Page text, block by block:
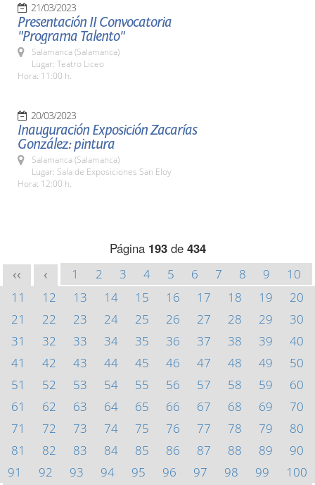
21/03/2023
Presentación II Convocatoria
"Programa Talento"
Salamanca (Salamanca)
Lugar: Teatro Liceo
Hora: 11:00 h.
20/03/2023
Inauguración Exposición Zacarías
González: pintura
Salamanca (Salamanca)
Lugar: Sala de Exposiciones San Eloy
Hora: 12:00 h.
Página 193de 434
<< < 1 2 3 4 5 6 7 8 9
10
11
12 13 14 15 16 17 18 19
20
21
22 23 24 25 26 27 28 29
30
31
32 33 34 35 36 37 38 39
40
41
42 43 44 45 46 47 48 49
50
51
52 53 54 55 56 57 58 59
60
61
62 63 64 65 66 67 68 69
70
71
72 73 74 75 76 77 78 79
80
81
82 83 84 85 86 87 88 89
90
91
92 93 94 95 96 97 98 99
100